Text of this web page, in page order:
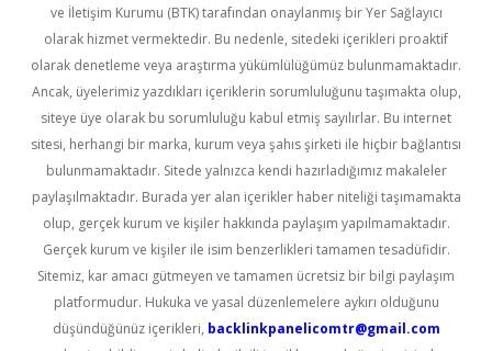
ve İletişim Kurumu (BTK) tarafından onaylanmış bir Yer Sağlayıcı
olarak hizmet vermektedir. Bu nedenle, sitedeki içerikleri proaktif
olarak denetleme veya araştırma yükümlülüğümüz bulunmamaktadır.
Ancak, üyelerimiz yazdıkları içeriklerin sorumluluğunu taşımakta olup,
siteye üye olarak bu sorumluluğu kabul etmiş sayılırlar. Bu internet
sitesi, herhangi bir marka, kurum veya şahıs şirketi ile hiçbir bağlantısı
bulunmamaktadır. Sitede yalnızca kendi hazırladığımız makaleler
paylaşılmaktadır. Burada yer alan içerikler haber niteliği taşımamakta
olup, gerçek kurum ve kişiler hakkında paylaşım yapılmamaktadır.
Gerçek kurum ve kişiler ile isim benzerlikleri tamamen tesadüfidir.
Sitemiz, kar amacı gütmeyen ve tamamen ücretsiz bir bilgi paylaşım
platformudur. Hukuka ve yasal düzenlemelere aykırı olduğunu
düşündüğünüz içerikleri, backlinkpanelicomtr@gmail.com